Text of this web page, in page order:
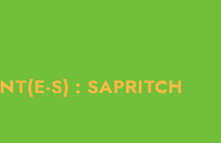
S) : SAPRITCH